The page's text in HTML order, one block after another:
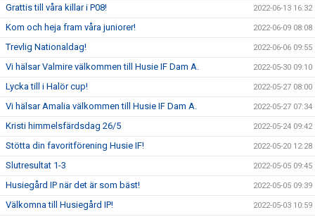
Grattis till våra killar i P08! 2022-06-13 16:32
Kom och heja fram våra juniorer! 2022-06-09 08:08
Trevlig Nationaldag! 2022-06-06 09:55
Vi hälsar Valmire välkommen till Husie IF Dam A. 2022-05-30 09:10
Lycka till i Halör cup! 2022-05-27 08:00
Vi hälsar Amalia välkommen till Husie IF Dam A. 2022-05-27 07:34
Kristi himmelsfärdsdag 26/5 2022-05-24 09:42
Stötta din favoritförening Husie IF! 2022-05-20 12:28
Slutresultat 1-3 2022-05-05 09:45
Husiegård IP när det är som bäst! 2022-05-05 09:39
Välkomna till Husiegård IP! 2022-05-03 10:59